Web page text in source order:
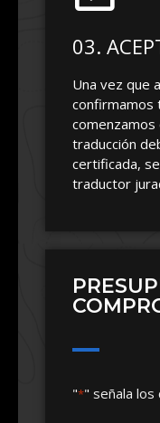
03.
Una vez que
confirmamos
comenzamos
traducción
certificada,
traductor
"*" señala